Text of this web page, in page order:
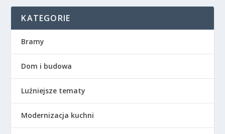
KATEGORIE
Bramy
Dom i budowa
Luźniejsze tematy
Modernizacja kuchni